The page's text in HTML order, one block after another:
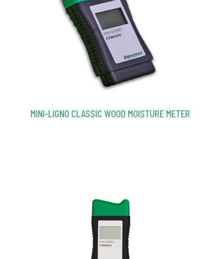
MINI-LIGNO CLASSIC WOOD MOISTURE METER